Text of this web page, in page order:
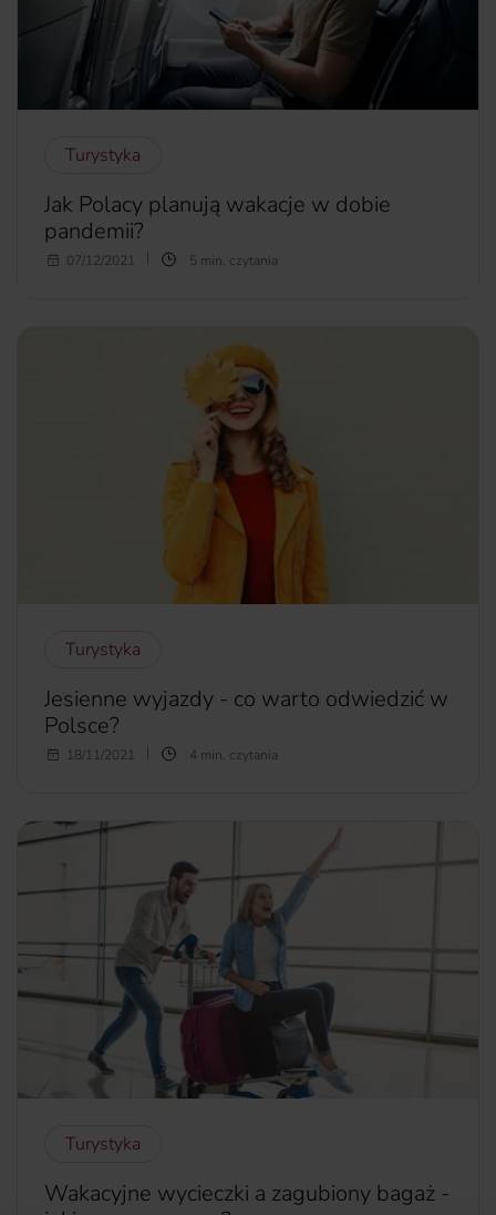
Turystyka
Jak Polacy planują wakacje w dobie
pandemii?
Planowanie wakacji w dobie pandemii stało się obecnie
planowane wakacje nie okazały się przykrym zawodem? W
tym artykule przedstawimy kilka rad jak się na to
07/12/2021 5 min. czytania
Turystyka
Jesienne wyjazdy - co warto odwiedzić w
Polsce?
Lato już oficjalnie jest za nami, a co za tym idzie - wakacje
polska jesień bywa deszczowa i kapryśna, ale, co
ważniejsze, przez większość czasu jest piękna - tak samo
jak miejsca, do których w tym właśnie okresie możecie się
wybrać w kraju. Poniżej przedstawiamy listę sprawdzonych
destynacji na jesienny wypoczynek w Polsce.
18/11/2021 4 min. czytania
Turystyka
Wakacyjne wycieczki a zagubiony bagaż -